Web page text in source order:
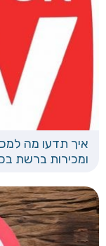
איך תדעו מה
ומכירות ברשת